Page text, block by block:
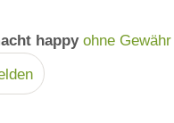
happy ohne Gewähr